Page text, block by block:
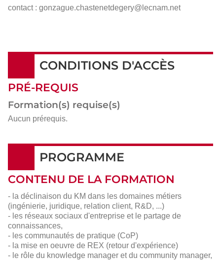
contact : gonzague.chastenetdegery@lecnam.net
CONDITIONS D'ACCÈS
PRÉ-REQUIS
Formation(s) requise(s)
Aucun prérequis.
PROGRAMME
CONTENU DE LA FORMATION
- la déclinaison du KM dans les domaines métiers
(ingénierie, juridique, relation client, R&D, ...)
- les réseaux sociaux d'entreprise et le partage de
connaissances,
- les communautés de pratique (CoP)
- la mise en oeuvre de REX (retour d'expérience)
- le rôle du knowledge manager et du community manager,